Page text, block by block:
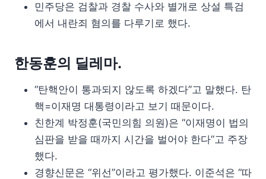
민주당은 검찰과 경찰 수사와 별개로 상설 특검
에서 내란죄 혐의를 다루기로 했다.
한동훈의 딜레마.
“탄핵안이 통과되지 않도록 하겠다”고 말했다. 탄
핵=이재명 대통령이라고 보기 때문이다.
친한계 박정훈(국민의힘 의원)은 “이재명이 법의
심판을 받을 때까지 시간을 벌어야 한다”고 주장
했다.
경향신문은 “위선”이라고 평가했다. 이준석은 “따